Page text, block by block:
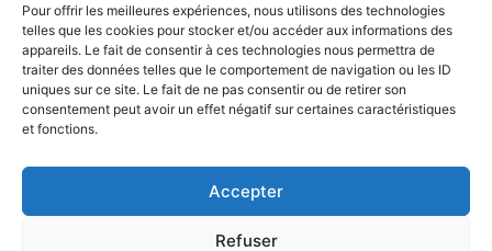
Pour offrir les meilleures expériences, nous utilisons des technologies
telles que les cookies pour stocker et/ou accéder aux informations des
appareils. Le fait de consentir à ces technologies nous permettra de
traiter des données telles que le comportement de navigation ou les ID
uniques sur ce site. Le fait de ne pas consentir ou de retirer son
consentement peut avoir un effet négatif sur certaines caractéristiques
et fonctions.
Accepter
Refuser
© Gouvernement du Québec, 2026
Plan du site
Accessibilité
Accès à l'information
Déclaration de services